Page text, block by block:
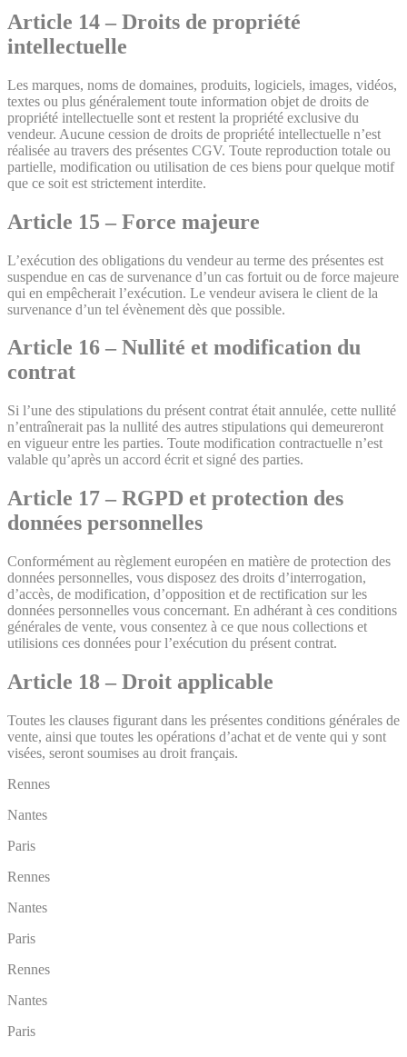
Article 14 – Droits de propriété
intellectuelle
Les marques, noms de domaines, produits, logiciels, images, vidéos,
textes ou plus généralement toute information objet de droits de
propriété intellectuelle sont et restent la propriété exclusive du
vendeur. Aucune cession de droits de propriété intellectuelle n’est
réalisée au travers des présentes CGV. Toute reproduction totale ou
partielle, modification ou utilisation de ces biens pour quelque motif
que ce soit est strictement interdite.
Article 15 – Force majeure
L’exécution des obligations du vendeur au terme des présentes est
suspendue en cas de survenance d’un cas fortuit ou de force majeure
qui en empêcherait l’exécution. Le vendeur avisera le client de la
survenance d’un tel évènement dès que possible.
Article 16 – Nullité et modification du
contrat
Si l’une des stipulations du présent contrat était annulée, cette nullité
n’entraînerait pas la nullité des autres stipulations qui demeureront
en vigueur entre les parties. Toute modification contractuelle n’est
valable qu’après un accord écrit et signé des parties.
Article 17 – RGPD et protection des
données personnelles
Conformément au règlement européen en matière de protection des
données personnelles, vous disposez des droits d’interrogation,
d’accès, de modification, d’opposition et de rectification sur les
données personnelles vous concernant. En adhérant à ces conditions
générales de vente, vous consentez à ce que nous collections et
utilisions ces données pour l’exécution du présent contrat.
Article 18 – Droit applicable
Toutes les clauses figurant dans les présentes conditions générales de
vente, ainsi que toutes les opérations d’achat et de vente qui y sont
visées, seront soumises au droit français.
Rennes
Nantes
Paris
Rennes
Nantes
Paris
Rennes
Nantes
Paris